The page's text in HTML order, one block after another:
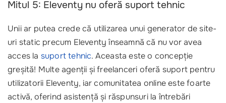
Mitul 5: Eleventy nu oferă suport tehnic
Unii ar putea crede că utilizarea unui generator de site-
uri static precum Eleventy înseamnă că nu vor avea
acces la suport tehnic. Aceasta este o concepție
greșită! Multe agenții și freelanceri oferă suport pentru
utilizatorii Eleventy, iar comunitatea online este foarte
activă, oferind asistență și răspunsuri la întrebări